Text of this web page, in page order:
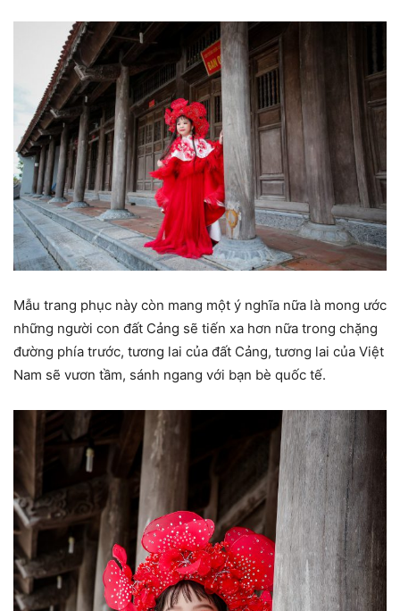
Mẫu trang phục này còn mang một ý nghĩa nữa là mong ước
những người con đất Cảng sẽ tiến xa hơn nữa trong chặng
đường phía trước, tương lai của đất Cảng, tương lai của Việt
Nam sẽ vươn tầm, sánh ngang với bạn bè quốc tế.